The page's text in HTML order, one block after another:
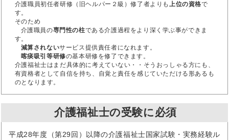
介護職員初任者研修（旧ヘルパー２級）修了者よりも上位の資格で
す。
そのため
介護職員の専門性の柱である介護過程をより深く学ぶ事ができま
す。
減算されないサービス提供責任者になれます。
喀痰吸引等研修の基本研修を修了できます。
介護福祉士はまだ具体的に考えていない・・そうおっしゃる方にも、
有資格者として自信を持ち、自覚と責任を感じていただける形あるも
のとなります。
介護福祉士の受験に必須
平成28年度（第29回）以降の介護福祉士国家試験・実務経験ル